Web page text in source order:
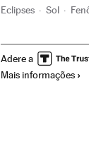
Eclipses Sol
Adere a
Mais informações